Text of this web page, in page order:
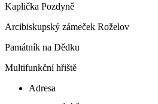
Kaplička Pozdyně
Arcibiskupský zámeček Roželov
Památník na Dědku
Multifunkční hřiště
Adresa